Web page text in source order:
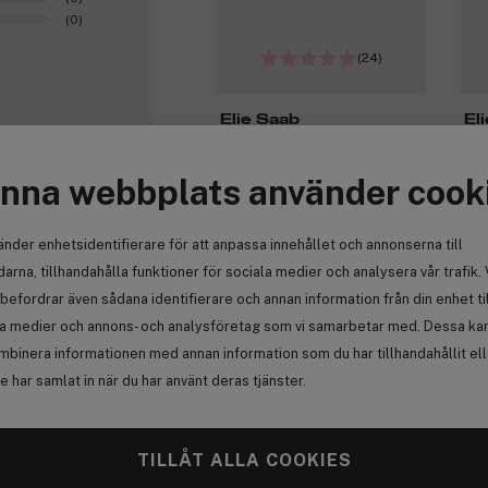
webbplats använder
enhetsidentifierare för att anpassa innehållet och annonserna till
tillhandahålla funktioner för sociala medier och analysera vår trafik.
även sådana identifierare och annan information från din enhet
medier och annons- och analysföretag som vi samarbetar med. Dessa
informationen med annan information som du har tillhandahållit
har samlat in när du har använt deras tjänster.
TILLÅT ALLA COOKIES
(24)
Elie Saab
1 052 kr
Premium
Få 10% bonus
Få
(0)
Anmäl